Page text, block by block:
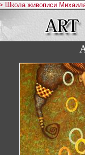
Школа живописи